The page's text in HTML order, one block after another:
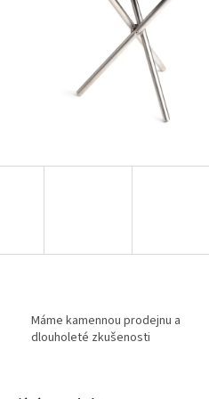
Máme kamennou prodejnu a
dlouholeté zkušenosti